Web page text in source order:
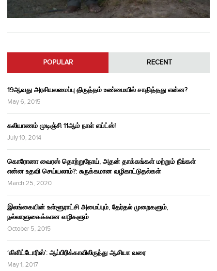
POPULAR RECENT
19ஆவது அரசியலமைப்பு திருத்தம் உண்மையில் சாதித்தது என்ன?
May 6, 2015
கலியாணம் முடிஞ்சி 11ஆம் நாள் எய்ட்ஸ்!
July 10, 2014
கொரோனா வைரஸ் தொற்றுநோய், அதன் தாக்கங்கள் மற்றும் நீங்கள்
என்ன உதவி செய்யலாம்?: சுருக்கமான வழிகாட்டுதல்கள்
March 25, 2020
இலங்கையின் உள்ளூராட்சி அமைப்பும், தேர்தல் முறைகளும்,
நல்லாளுகைக்கான வழிகளும்
October 5, 2015
‘கிளிட்டோரிஸ்’: ஆப்பிரிக்காவிலிருந்து ஆசியா வரை
May 1, 2017